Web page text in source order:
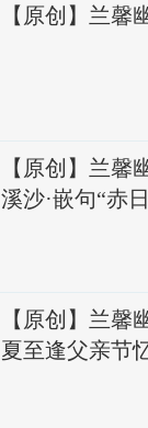
【原创】兰馨
【原创】兰馨
溪沙·嵌句“赤
【原创】兰馨
夏至逢父亲节